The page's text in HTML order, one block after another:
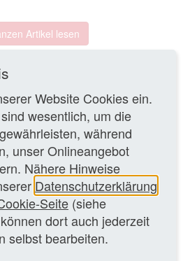
Artikel lesen
TEXTE
über beschlossene
Website Cookies ein.
wesentlich, um die
während
unser Onlineangebot
Nähere Hinweise
Datenschutzerklärung
Seite (siehe
dort auch jederzeit
selbst bearbeiten.